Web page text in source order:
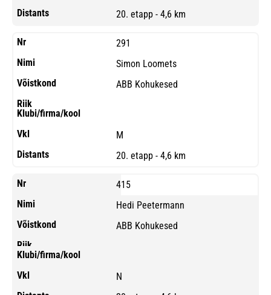
20. etapp - 4,6 km
291
Simon Loomets
ABB Kohukesed
M
20. etapp - 4,6 km
415
Hedi Peetermann
ABB Kohukesed
N